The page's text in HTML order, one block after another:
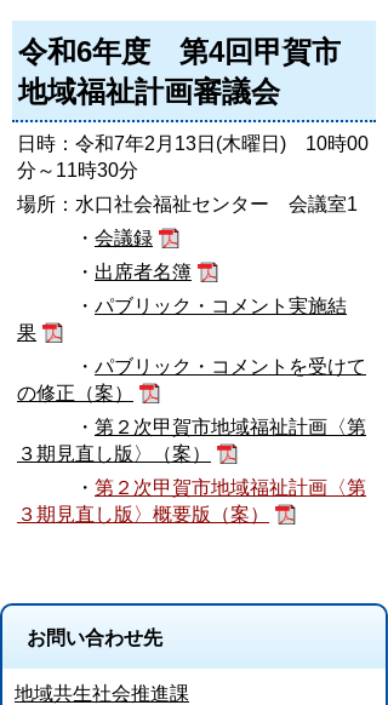
令和6年度 第4回甲賀市
地域福祉計画審議会
日時：令和7年2月13日(木曜日) 10時00
分～11時30分
場所：水口社会福祉センター 会議室1
・ 会議録
・ 出席者名簿
・ パブリック・コメント実施結
果
・ パブリック・コメントを受けて
の修正（案）
・ 第２次甲賀市地域福祉計画〈第
３期見直し版〉（案）
・ 第２次甲賀市地域福祉計画〈第
３期見直し版〉概要版（案）
お問い合わせ先
地域共生社会推進課